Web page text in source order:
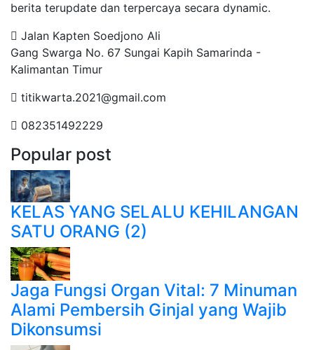
berita terupdate dan terpercaya secara dynamic.
Jalan Kapten Soedjono Ali
Gang Swarga No. 67 Sungai Kapih Samarinda -
Kalimantan Timur
titikwarta.2021@gmail.com
082351492229
Popular post
KELAS YANG SELALU KEHILANGAN
SATU ORANG (2)
Jaga Fungsi Organ Vital: 7 Minuman
Alami Pembersih Ginjal yang Wajib
Dikonsumsi